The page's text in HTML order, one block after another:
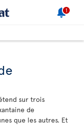
1
sur trois
de
que les autres. Et